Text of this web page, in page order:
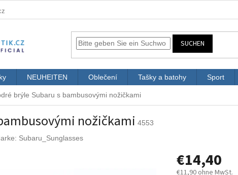
SUCHEN
NEUHEITEN Oblečení Tašky a batohy Sport
brýle Subaru s bambusovými nožičkami
nožičkami 4553
Subaru_Sunglasses
€14,40
€11,90 ohne MwSt.